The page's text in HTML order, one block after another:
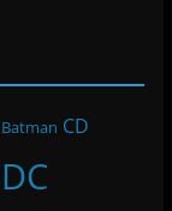
Batman CD
DC